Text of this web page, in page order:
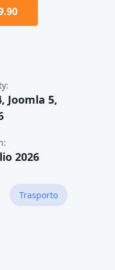
Joomla 5,
2026
Trasporto